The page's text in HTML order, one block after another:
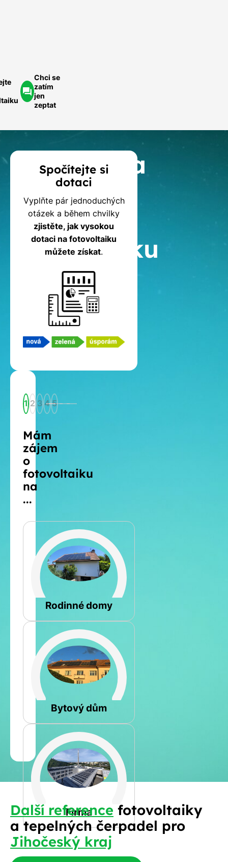
Chci se
zatím
jen
zeptat
Kalkulačka
dotací
na
fotovoltaiku
Spočítejte si
dotaci
Vyplňte pár jednoduchých
otázek a během chvilky
zjistěte, jak vysokou
dotaci na fotovoltaiku
můžete získat.
1 2 3 4 5
Mám
zájem
o
fotovoltaiku
na
...
Rodinné domy
Bytový dům
Firma
Šikmá
Jiná
Spočítat
kalkulaci
Jméno
a
příjmení
Telefon
E-
mail
Další reference fotovoltaiky
a tepelných čerpadel pro
Jihočeský kraj